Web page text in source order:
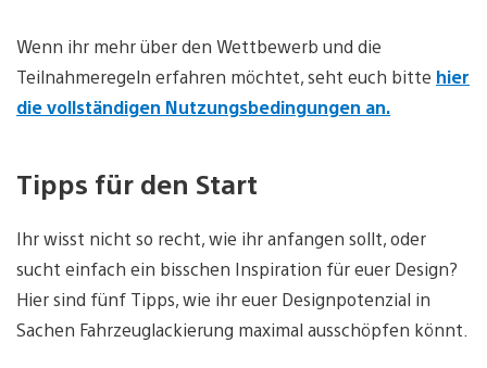
Wenn ihr mehr über den Wettbewerb und die
Teilnahmeregeln erfahren möchtet, seht euch bitte hier
die vollständigen Nutzungsbedingungen an.
Tipps für den Start
Ihr wisst nicht so recht, wie ihr anfangen sollt, oder
sucht einfach ein bisschen Inspiration für euer Design?
Hier sind fünf Tipps, wie ihr euer Designpotenzial in
Sachen Fahrzeuglackierung maximal ausschöpfen könnt.